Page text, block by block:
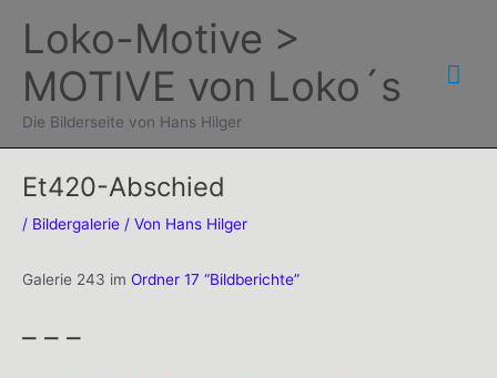
springen
Loko-Motive >
MOTIVE von Loko´s
Die Bilderseite von Hans Hilger
Et420-Abschied
/ Bildergalerie / Von Hans Hilger
Galerie 243 im Ordner 17 “Bildberichte”
– – –